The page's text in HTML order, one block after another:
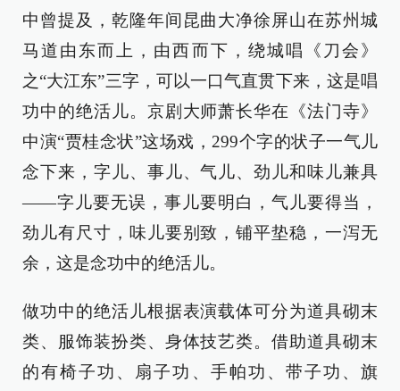
中曾提及，乾隆年间昆曲大净徐屏山在苏州城
马道由东而上，由西而下，绕城唱《刀会》
之“大江东”三字，可以一口气直贯下来，这是唱
功中的绝活儿。京剧大师萧长华在《法门寺》
中演“贾桂念状”这场戏，299个字的状子一气儿
念下来，字儿、事儿、气儿、劲儿和味儿兼具
——字儿要无误，事儿要明白，气儿要得当，
劲儿有尺寸，味儿要别致，铺平垫稳，一泻无
余，这是念功中的绝活儿。
做功中的绝活儿根据表演载体可分为道具砌末
类、服饰装扮类、身体技艺类。借助道具砌末
的有椅子功、扇子功、手帕功、带子功、旗